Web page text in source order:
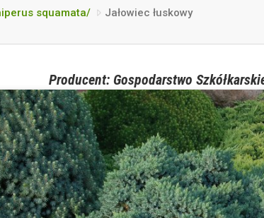
squamata/ Jałowiec łuskowy
Producent: Gospodarstwo